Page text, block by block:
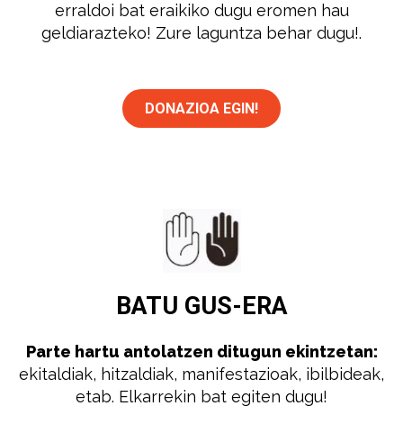
erraldoi bat eraikiko dugu eromen hau
geldiarazteko! Zure laguntza behar dugu!.
DONAZIOA EGIN!
BATU GUS-ERA
Parte hartu antolatzen ditugun ekintzetan:
ekitaldiak, hitzaldiak, manifestazioak, ibilbideak,
etab. Elkarrekin bat egiten dugu!